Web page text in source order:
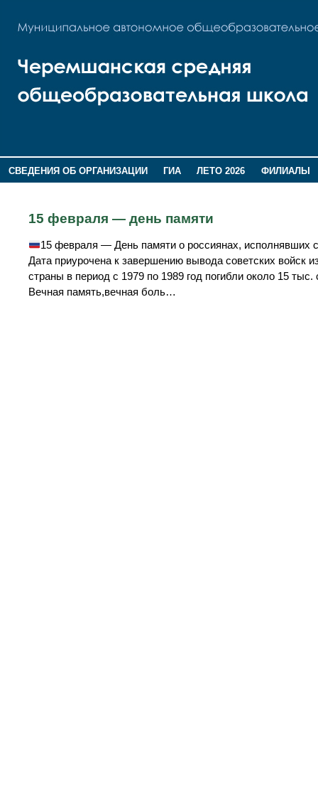
СВЕДЕНИЯ ОБ ОРГАНИЗАЦИИ ГИА ЛЕТО 2026
ФИЛИАЛЫ
15 февраля — день памяти
15 февраля — День памяти о россиянах, исполнявших
Дата приурочена к завершению вывода советских войск
страны в период с 1979 по 1989 год погибли около 15
Вечная память,вечная боль…